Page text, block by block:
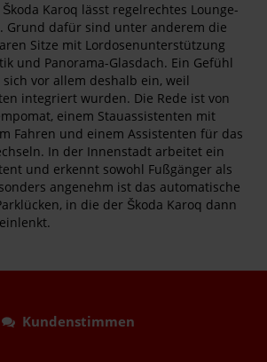
Karoq lässt regelrechtes Lounge-
Grund dafür sind unter anderem die
Sitze mit Lordosenunterstützung
und Panorama-Glasdach. Ein Gefühl
vor allem deshalb ein, weil
integriert wurden. Die Rede ist von
einem Stauassistenten mit
Fahren und einem Assistenten für das
In der Innenstadt arbeitet ein
und erkennt sowohl Fußgänger als
angenehm ist das automatische
in die der Škoda Karoq dann
Kundenstimmen